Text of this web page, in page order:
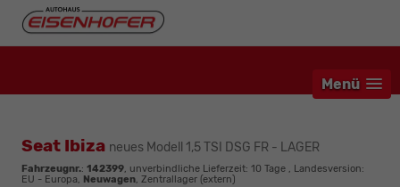
Menü
Seat Ibiza neues Modell 1,5 TSI DSG FR - LAGER
Fahrzeugnr.: 142399, unverbindliche Lieferzeit: 10 Tage , Landesversion:
EU - Europa, Neuwagen, Zentrallager (extern)